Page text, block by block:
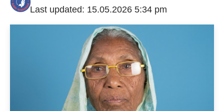
Last updated: 15.05.2026 5:34 pm